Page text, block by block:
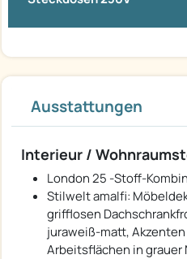
Ausstattungen
Interieur /
London 25 -Stoff-
Stilwelt amalfi:
grifflosen
juraweiß-matt,
Arbeitsflächen in